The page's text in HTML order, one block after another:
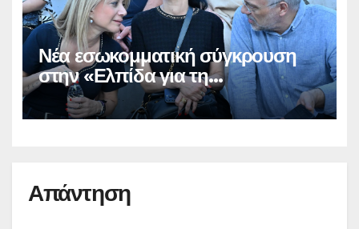
Νέα εσωκομματική σύγκρουση
στην «Ελπίδα για τη
Δημοκρατία»
Απάντηση